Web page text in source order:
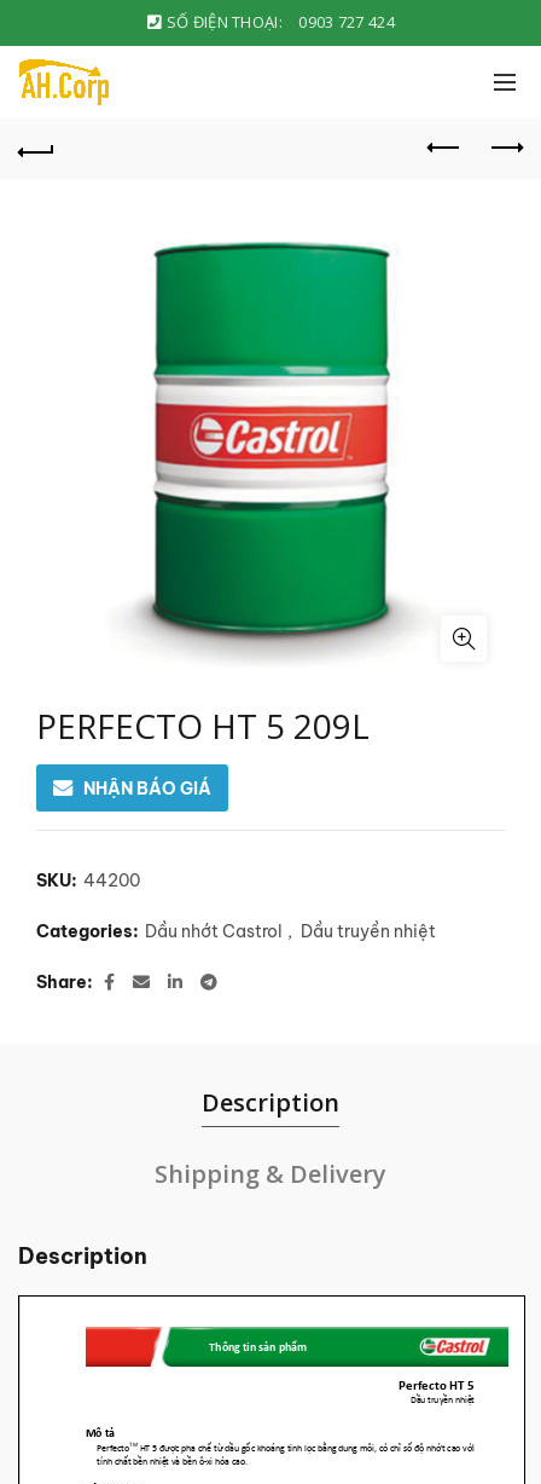
SỐ ĐIỆN THOẠI: 0903 727 424
PERFECTO HT 5 209L
NHẬN BÁO GIÁ
SKU: 44200
Categories: Dầu nhớt Castrol , Dầu truyền nhiệt
Share
Description
Shipping & Delivery
Description